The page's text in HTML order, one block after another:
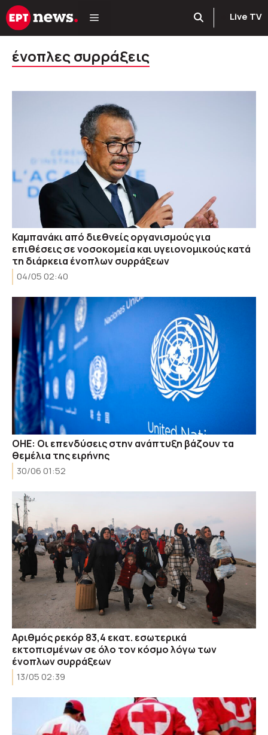
Μετάβαση
σε
Live TV
ένοπλες συρράξεις
Καμπανάκι από διεθνείς οργανισμούς για
επιθέσεις σε νοσοκομεία και υγειονομικούς κατά
τη διάρκεια ένοπλων συρράξεων
04/05 02:40
ΟΗΕ: Οι επενδύσεις στην ανάπτυξη βάζουν τα
θεμέλια της ειρήνης
30/06 01:52
Αριθμός ρεκόρ 83,4 εκατ. εσωτερικά
εκτοπισμένων σε όλο τον κόσμο λόγω των
ένοπλων συρράξεων
13/05 02:39